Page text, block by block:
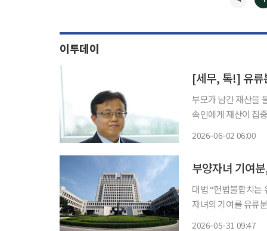
이투데이
[세무, 톡!] 유류
부모가 남긴 재산을
속인에게 재산이 집
2026-06-02 06:00
부양자녀 기여
대법 “헌법불합치는 유
자녀의 기여를 유류
2026-05-31 09:47